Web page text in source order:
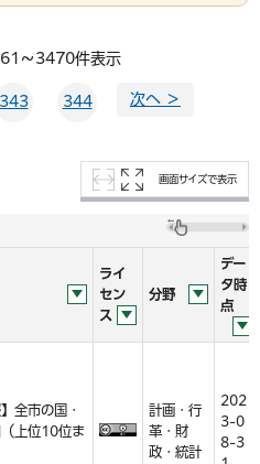
～3470件表示
343 344 次へ ＞
画面サイズで表示
ライ
セン
ス
分野
デー
タ時
点
全市の国・
上位10位ま
計画・行
革・財
政・統計
202
3-0
8-3